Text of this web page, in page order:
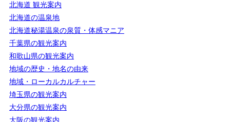
北海道 観光案内
北海道の温泉地
北海道秘湯温泉の泉質・体感マニア
千葉県の観光案内
和歌山県の観光案内
地域の歴史・地名の由来
地域・ローカルカルチャー
埼玉県の観光案内
大分県の観光案内
大阪の観光案内